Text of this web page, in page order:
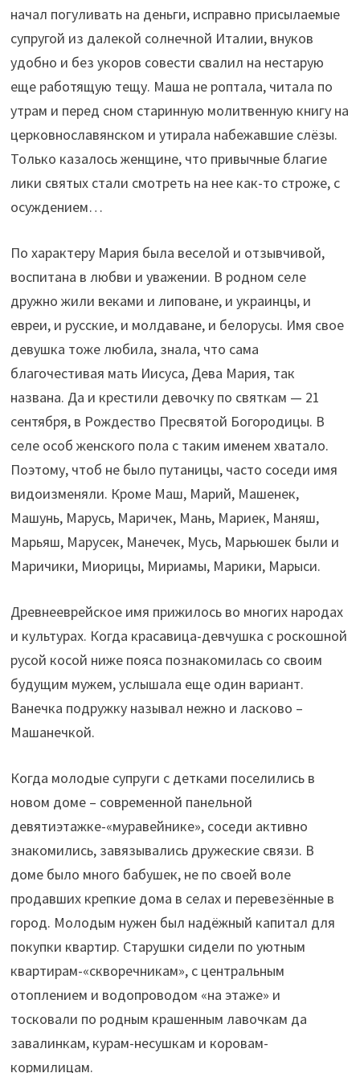
начал погуливать на деньги, исправно присылаемые
супругой из далекой солнечной Италии, внуков
удобно и без укоров совести свалил на нестарую
еще работящую тещу. Маша не роптала, читала по
утрам и перед сном старинную молитвенную книгу на
церковнославянском и утирала набежавшие слёзы.
Только казалось женщине, что привычные благие
лики святых стали смотреть на нее как-то строже, с
осуждением…
По характеру Мария была веселой и отзывчивой,
воспитана в любви и уважении. В родном селе
дружно жили веками и липоване, и украинцы, и
евреи, и русские, и молдаване, и белорусы. Имя свое
девушка тоже любила, знала, что сама
благочестивая мать Иисуса, Дева Мария, так
названа. Да и крестили девочку по святкам — 21
сентября, в Рождество Пресвятой Богородицы. В
селе особ женского пола с таким именем хватало.
Поэтому, чтоб не было путаницы, часто соседи имя
видоизменяли. Кроме Маш, Марий, Машенек,
Машунь, Марусь, Маричек, Мань, Мариек, Маняш,
Марьяш, Марусек, Манечек, Мусь, Марьюшек были и
Маричики, Миорицы, Мириамы, Марики, Марыси.
Древнееврейское имя прижилось во многих народах
и культурах. Когда красавица-девчушка с роскошной
русой косой ниже пояса познакомилась со своим
будущим мужем, услышала еще один вариант.
Ванечка подружку называл нежно и ласково –
Машанечкой.
Когда молодые супруги с детками поселились в
новом доме – современной панельной
девятиэтажке-«муравейнике», соседи активно
знакомились, завязывались дружеские связи. В
доме было много бабушек, не по своей воле
продавших крепкие дома в селах и перевезённые в
город. Молодым нужен был надёжный капитал для
покупки квартир. Старушки сидели по уютным
квартирам-«скворечникам», с центральным
отоплением и водопроводом «на этаже» и
тосковали по родным крашенным лавочкам да
завалинкам, курам-несушкам и коровам-
кормилицам.